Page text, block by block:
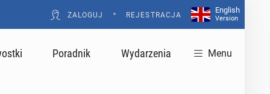
ZALOGUJ • REJESTRACJA
English
Version
Poradnik Wydarzenia Menu